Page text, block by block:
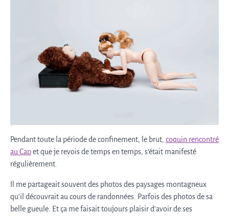
Pendant toute la période de confinement, le brut, coquin rencontré
au Capet que je revois de temps en temps, s’était manifesté
régulièrement.
Il me partageait souvent des photos des paysages montagneux
qu’il découvrait au cours de randonnées. Parfois des photos de sa
belle gueule. Et ça me faisait toujours plaisir d’avoir de ses